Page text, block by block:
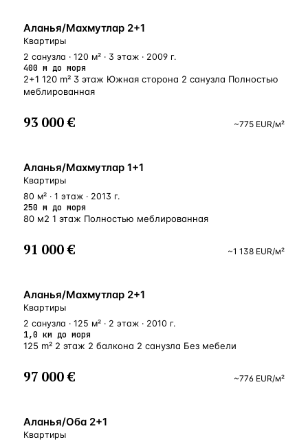
У МОРЯ
Аланья/Махмутлар 2+1
Квартиры
2 санузла · 120 м² · 3 этаж · 2009 г.
400 м до моря
2+1 120 m² 3 этаж Южная сторона 2 санузла Полностью
меблированная
93 000 € ~775 EUR/м²
У МОРЯ
Аланья/Махмутлар 1+1
Квартиры
80 м² · 1 этаж · 2013 г.
250 м до моря
80 м2 1 этаж Полностью меблированная
91 000 € ~1 138 EUR/м²
БЛИЗКО К МОРЮ
Аланья/Махмутлар 2+1
Квартиры
2 санузла · 125 м² · 2 этаж · 2010 г.
1,0 км до моря
125 m² 2 этаж 2 балкона 2 санузла Без мебели
97 000 € ~776 EUR/м²
ВНЖ Аланья/Оба 2+1
Квартиры